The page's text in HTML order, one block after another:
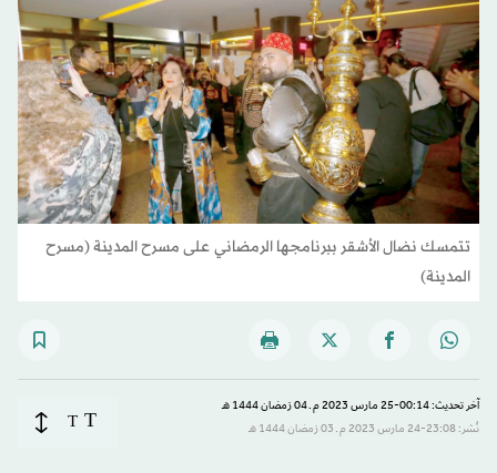
تتمسك نضال الأشقر ببرنامجها الرمضاني على مسرح المدينة (مسرح
المدينة)
آخر تحديث: 00:14-25 مارس 2023 م ـ 04 رَمضان 1444 هـ
نُشر: 23:08-24 مارس 2023 م ـ 03 رَمضان 1444 هـ
T
T